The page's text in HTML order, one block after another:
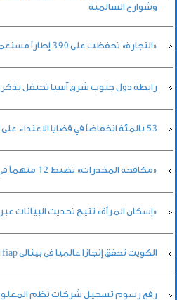
وشوارع السالمية
«التجارة» تحفظت على 390 إطاراً مستعملاً
رابطة دول جنوب شرق آسيا تحتفل
53 بالمئة انخفاضاً في قضايا الاعتداء على النفس
«مكافحة المخدرات» تضبط 12 متهماً في 8 قضايا مختلفة
«إسكان المرأة» تتيح تحديث البيانات
الكويت تحقق إنجازا عالميا في بينالي fiap الدولي للتصوير 2026 بالبرازيل
رفع رسوم تسجيل شركات نظم